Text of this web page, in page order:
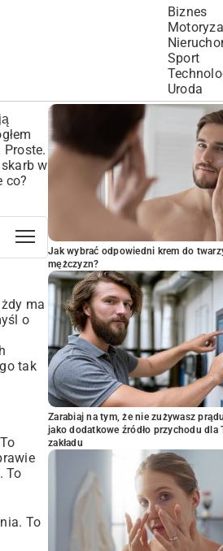
Biznes
Sport
Uroda
w
co?
ma
o
tak
To
To
POPULARNE ARTYKUŁY
Jak wybrać odpowiedni krem do
mężczyzn?
Zarabiaj na tym, że nie zużywasz
jako dodatkowe źródło przychodu dla
zakładu